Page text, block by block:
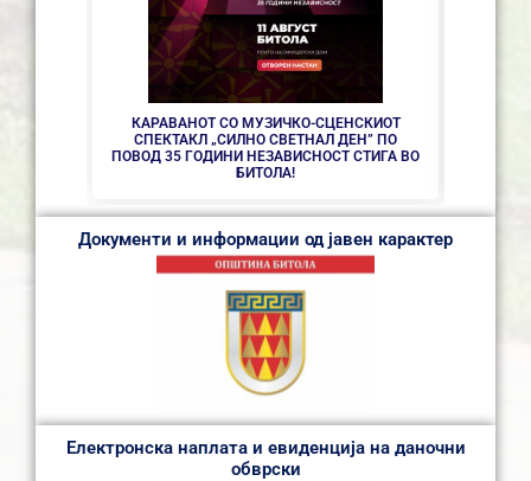
КАРАВАНОТ СО МУЗИЧКО-СЦЕНСКИОТ
СПЕКТАКЛ „СИЛНО СВЕТНАЛ ДЕН” ПО
ПОВОД 35 ГОДИНИ НЕЗАВИСНОСТ СТИГА ВО
БИТОЛА!
Документи и информации од јавен карактер
Електронска наплата и евиденција на даночни
обврски